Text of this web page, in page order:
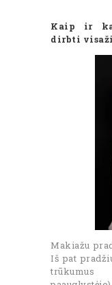
Kaip ir
dirbti
Makiažu
Iš pat